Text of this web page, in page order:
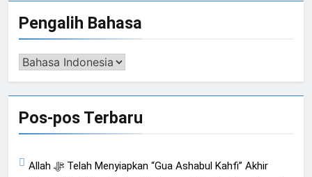
Pengalih Bahasa
Pengalih
Pos-pos Terbaru
Allah ﷻ Telah Menyiapkan “Gua Ashabul Kahfi” Akhir